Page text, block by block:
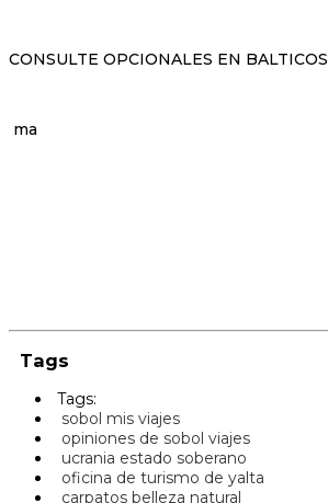
CONSULTE OPCIONALES EN BALTICOS
ma
Tags
Tags:
sobol mis viajes
opiniones de sobol viajes
ucrania estado soberano
oficina de turismo de yalta
carpatos belleza natural